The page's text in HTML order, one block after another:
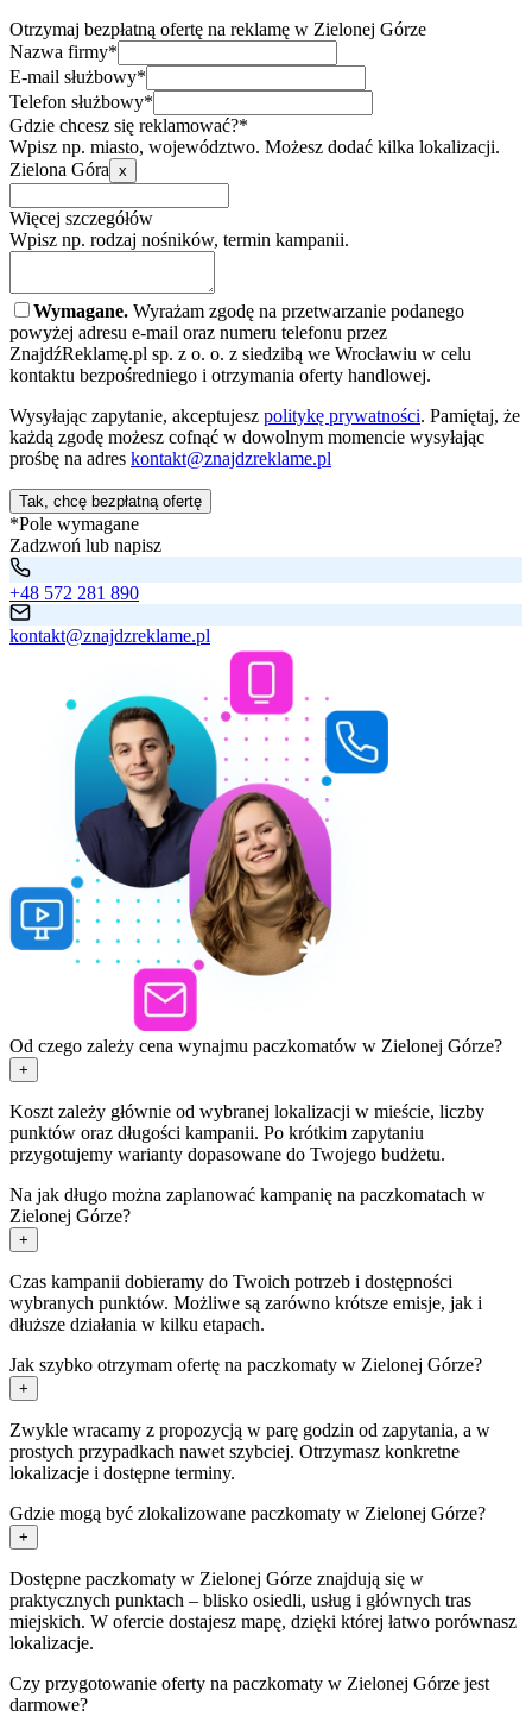
Otrzymaj bezpłatną ofertę na reklamę w Zielonej Górze
Nazwa firmy*
E-mail służbowy*
Telefon służbowy*
Gdzie chcesz się reklamować?*
Wpisz np. miasto, województwo. Możesz dodać kilka lokalizacji.
Zielona Góra x
Więcej szczegółów
Wpisz np. rodzaj nośników, termin kampanii.
Wymagane. Wyrażam zgodę na przetwarzanie podanego
powyżej adresu e-mail oraz numeru telefonu przez
ZnajdźReklamę.pl sp. z o. o. z siedzibą we Wrocławiu w celu
kontaktu bezpośredniego i otrzymania oferty handlowej.
Wysyłając zapytanie, akceptujesz politykę prywatności. Pamiętaj, że
każdą zgodę możesz cofnąć w dowolnym momencie wysyłając
prośbę na adres kontakt@znajdzreklame.pl
Tak, chcę bezpłatną ofertę
*Pole wymagane
Zadzwoń lub napisz
+48 572 281 890
kontakt@znajdzreklame.pl
Od czego zależy cena wynajmu paczkomatów w Zielonej Górze?
+
Koszt zależy głównie od wybranej lokalizacji w mieście, liczby
punktów oraz długości kampanii. Po krótkim zapytaniu
przygotujemy warianty dopasowane do Twojego budżetu.
Na jak długo można zaplanować kampanię na paczkomatach w
Zielonej Górze?
+
Czas kampanii dobieramy do Twoich potrzeb i dostępności
wybranych punktów. Możliwe są zarówno krótsze emisje, jak i
dłuższe działania w kilku etapach.
Jak szybko otrzymam ofertę na paczkomaty w Zielonej Górze?
+
Zwykle wracamy z propozycją w parę godzin od zapytania, a w
prostych przypadkach nawet szybciej. Otrzymasz konkretne
lokalizacje i dostępne terminy.
Gdzie mogą być zlokalizowane paczkomaty w Zielonej Górze?
+
Dostępne paczkomaty w Zielonej Górze znajdują się w
praktycznych punktach – blisko osiedli, usług i głównych tras
miejskich. W ofercie dostajesz mapę, dzięki której łatwo porównasz
lokalizacje.
Czy przygotowanie oferty na paczkomaty w Zielonej Górze jest
darmowe?